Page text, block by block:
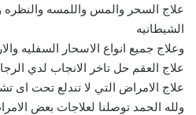
علاج السحر والمس واللمسه والنظره
الشيطانيه
وعلاج جميع انواع الاسحار السفليه
علاج العقم حل تاخر الانجاب لدي
علاج الامراض التي لا تندلع تحت
ولله الحمد توصلنا لعلاجات بعض